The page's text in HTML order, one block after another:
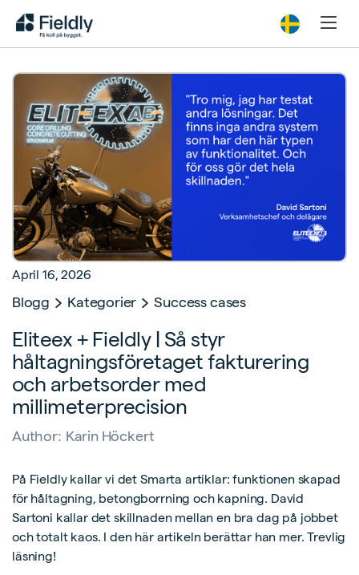
April 16, 2026
Blogg Kategorier Success cases
Eliteex + Fieldly | Så styr
håltagningsföretaget fakturering
och arbetsorder med
millimeterprecision
Author: Karin Höckert
På Fieldly kallar vi det Smarta artiklar: funktionen skapad
för håltagning, betongborrning och kapning. David
Sartoni kallar det skillnaden mellan en bra dag på jobbet
och totalt kaos. I den här artikeln berättar han mer. Trevlig
läsning!